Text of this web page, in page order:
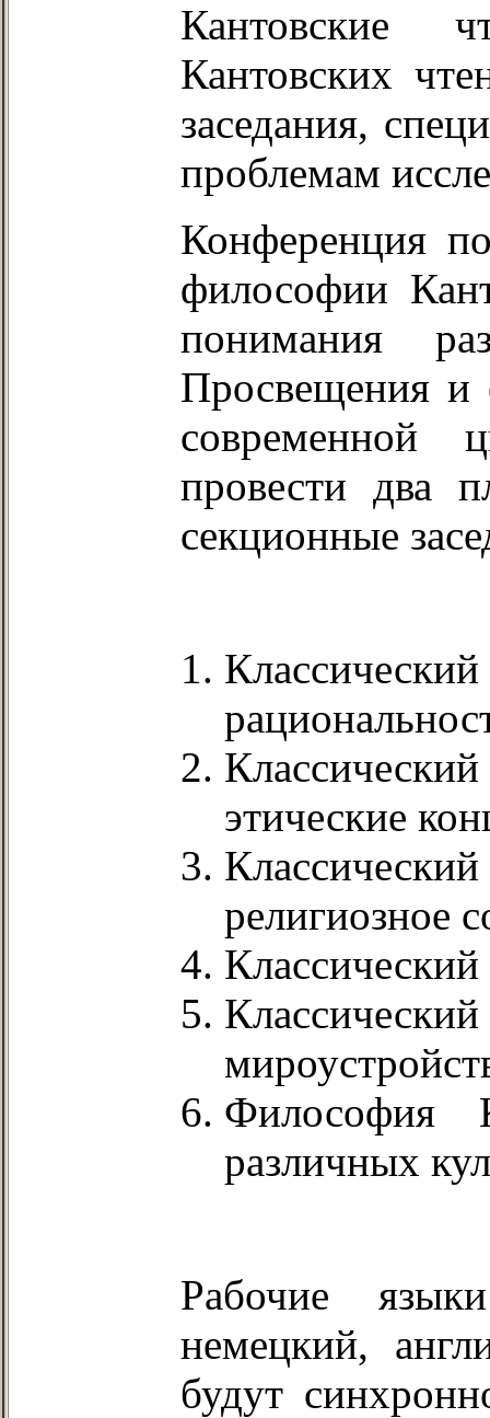
Кантовских
заседания,
проблемам
Конференция
философии
понимания
Просвещения и
современной
провести два
секционные
этические
религиозное
Философия
различных
Рабочие
немецкий,
будут